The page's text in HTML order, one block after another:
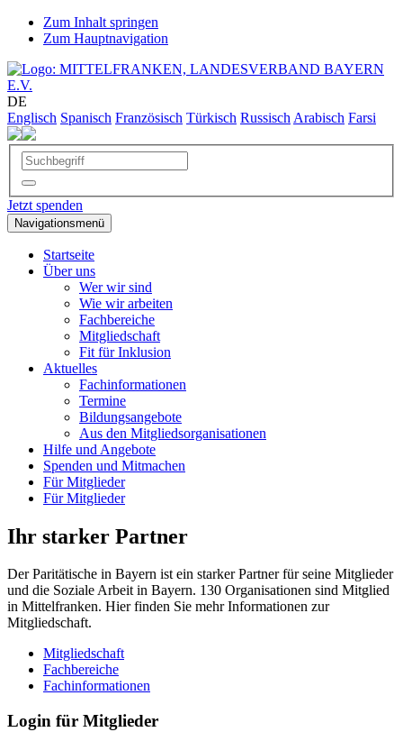
Zum Inhalt springen
Zum Hauptnavigation
DE
Englisch Spanisch Französisch Türkisch Russisch Arabisch Farsi
Jetzt spenden
Navigationsmenü
Startseite
Über uns
Wer wir sind
Wie wir arbeiten
Fachbereiche
Mitgliedschaft
Fit für Inklusion
Aktuelles
Fachinformationen
Termine
Bildungsangebote
Aus den Mitgliedsorganisationen
Hilfe und Angebote
Spenden und Mitmachen
Für Mitglieder
Für Mitglieder
Ihr starker Partner
Der Paritätische in Bayern ist ein starker Partner für seine Mitglieder
und die Soziale Arbeit in Bayern. 130 Organisationen sind Mitglied
in Mittelfranken. Hier finden Sie mehr Informationen zur
Mitgliedschaft.
Mitgliedschaft
Fachbereiche
Fachinformationen
Login für Mitglieder